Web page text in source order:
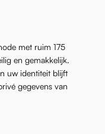
met ruim 175
en gemakkelijk.
uw identiteit blijft
gegevens van